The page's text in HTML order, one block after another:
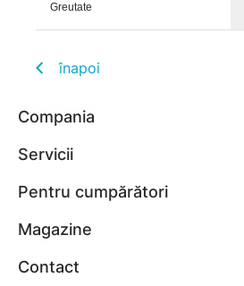
Greutate
înapoi
Compania
Servicii
Pentru cumpărători
Magazine
Contact